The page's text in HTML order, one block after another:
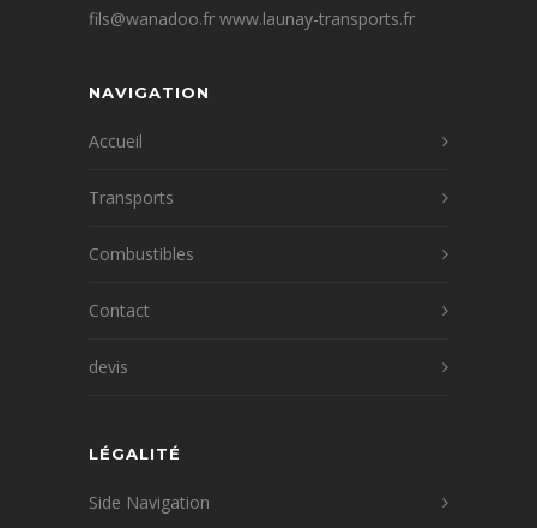
fils@wanadoo.fr www.launay-transports.fr
NAVIGATION
Accueil
Transports
Combustibles
Contact
devis
LÉGALITÉ
Side Navigation